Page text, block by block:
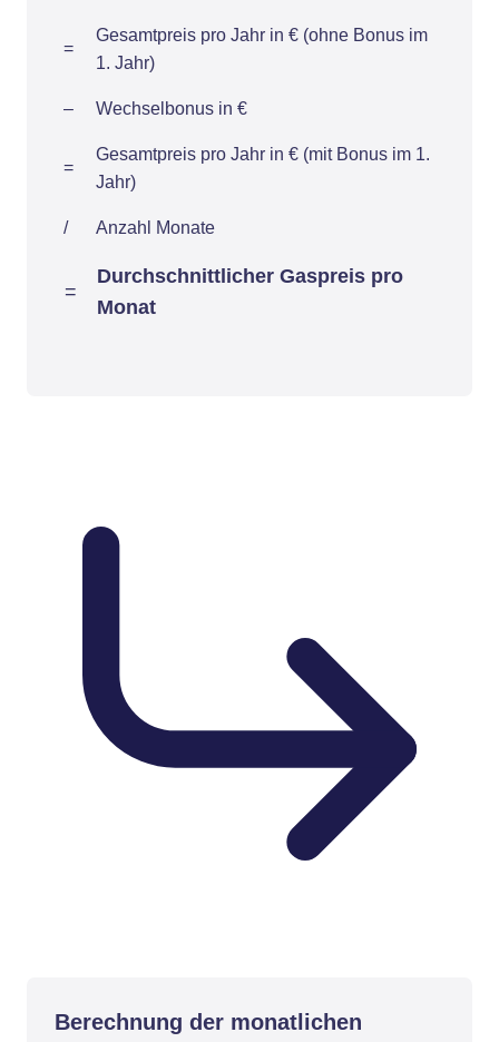
=
Gesamtpreis pro Jahr in € (ohne Bonus im
1. Jahr)
– Wechselbonus in €
=
Gesamtpreis pro Jahr in € (mit Bonus im 1.
Jahr)
/ Anzahl Monate
=
Durchschnittlicher Gaspreis pro
Monat
Berechnung der monatlichen